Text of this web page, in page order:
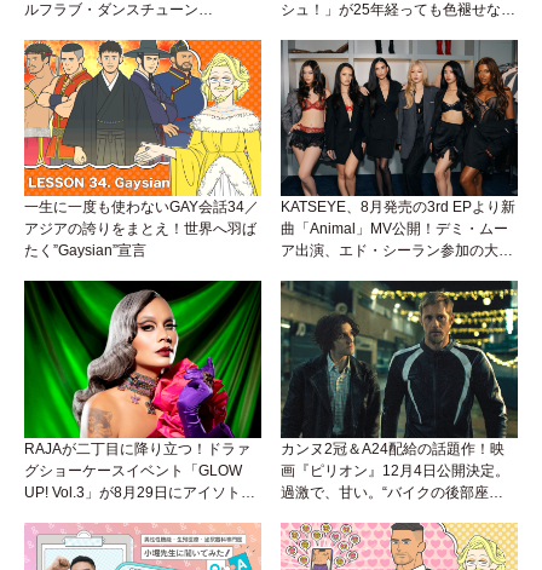
ルフラブ・ダンスチューン
シュ！」が25年経っても色褪せない
一生に一度も使わないGAY会話34／
アジアの誇りをまとえ！世界へ羽ば
たく”Gaysian”宣言
KATSEYE、8月発売の3rd EPより新
曲「Animal」MV公開！デミ・ムー
ア出演、エド・シーラン参加の大胆
RAJAが二丁目に降り立つ！ドラァ
グショーケースイベント「GLOW
UP! Vol.3」が8月29日にアイソトー
カンヌ2冠＆A24配給の話題作！映
画『ピリオン』12月4日公開決定。
過激で、甘い。“バイクの後部座